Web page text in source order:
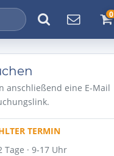
0
anschließend eine E-Mail
TERMIN
Tage · 9-17 Uhr